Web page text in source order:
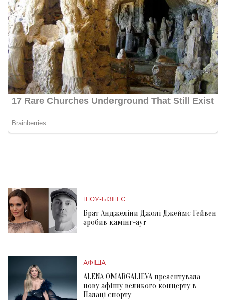
ШОУ-БІЗНЕС
Брат Анджеліни Джолі Джеймс Гейвен
зробив камінг-аут
АФІША
ALENA OMARGALIEVA презентувала
нову афішу великого концерту в
Палаці спорту